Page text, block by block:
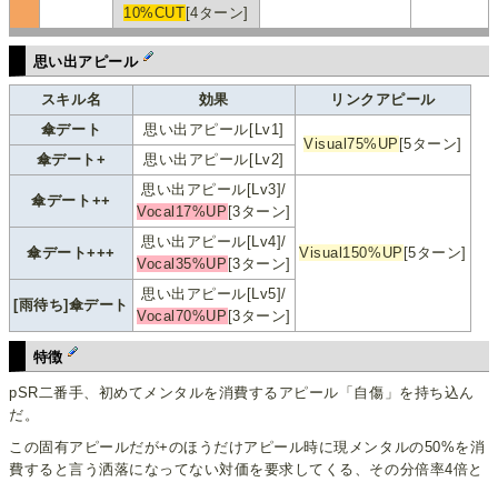
10%CUT [4ターン]
思い出アピール
スキル名 効果
リンクアピール
傘デート
思い出アピール[Lv1]
Visual75%UP [5ターン]
傘デート+
思い出アピール[Lv2]
傘デート++
思い出アピール[Lv3]/
Vocal17%UP [3ターン]
Visual150%UP [5ターン]
傘デート+++
思い出アピール[Lv4]/
Vocal35%UP [3ターン]
[雨待ち]傘デート
思い出アピール[Lv5]/
Vocal70%UP [3ターン]
特徴
pSR二番手、初めてメンタルを消費するアピール「自傷」を持ち込ん
だ。
この固有アピールだが+のほうだけアピール時に現メンタルの50%を消
費すると言う洒落になってない対価を要求してくる、その分倍率4倍と